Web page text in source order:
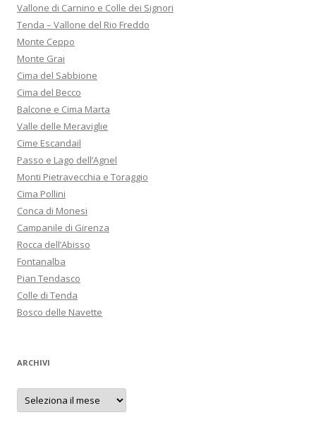
Vallone di Carnino e Colle dei Signori
Tenda – Vallone del Rio Freddo
Monte Ceppo
Monte Grai
Cima del Sabbione
Cima del Becco
Balcone e Cima Marta
Valle delle Meraviglie
Cime Escandail
Passo e Lago dell’Agnel
Monti Pietravecchia e Toraggio
Cima Pollini
Conca di Monesi
Campanile di Girenza
Rocca dell’Abisso
Fontanalba
Pian Tendasco
Colle di Tenda
Bosco delle Navette
ARCHIVI
A
c